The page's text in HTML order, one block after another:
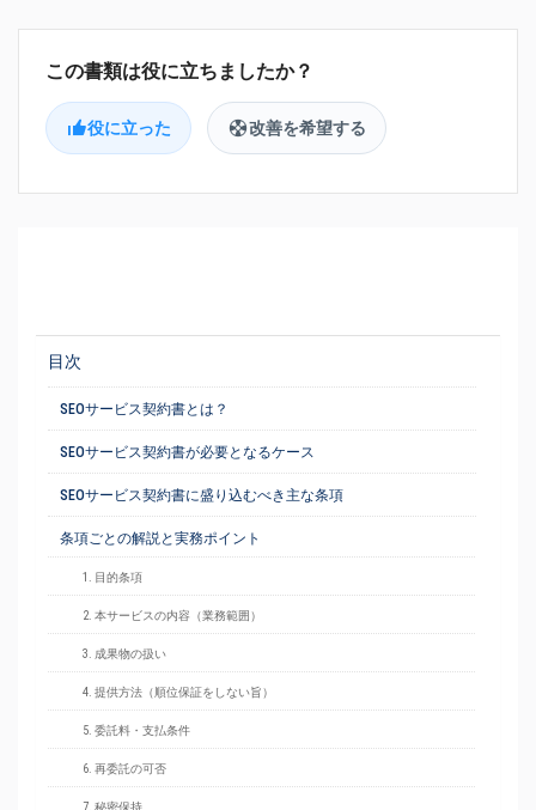
役に立った 改善を希望する
目次
SEOサービス契約書とは？
SEOサービス契約書が必要となるケース
SEOサービス契約書に盛り込むべき主な条項
条項ごとの解説と実務ポイント
1. 目的条項
2. 本サービスの内容（業務範囲）
3. 成果物の扱い
4. 提供方法（順位保証をしない旨）
5. 委託料・支払条件
6. 再委託の可否